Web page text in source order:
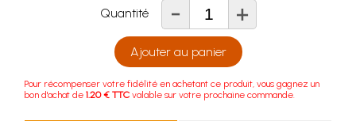
Quantité - +
Ajouter au panier
Pour récompenser votre fidélité en achetant ce produit, vous gagnez un
bon d'achat de 1.20 € TTC valable sur votre prochaine commande.